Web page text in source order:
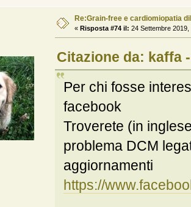
Re:Grain-free e cardiomiopatia
« Risposta #74 il: 24 Settembre 2019,
Citazione da: kaffa
Per chi fosse
facebook
Troverete (in
problema DCM
aggiornamenti
https://